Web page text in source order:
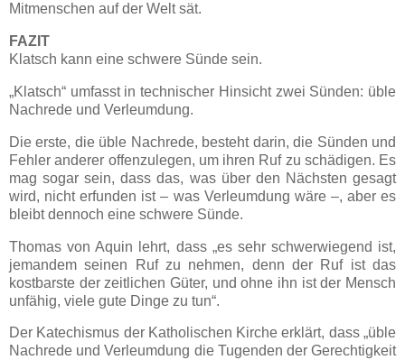
Mitmenschen auf der Welt sät.
FAZIT
Klatsch kann eine schwere Sünde sein.
„Klatsch“ umfasst in technischer Hinsicht zwei Sünden: üble
Nachrede und Verleumdung.
Die erste, die üble Nachrede, besteht darin, die Sünden und
Fehler anderer offenzulegen, um ihren Ruf zu schädigen. Es
mag sogar sein, dass das, was über den Nächsten gesagt
wird, nicht erfunden ist – was Verleumdung wäre –, aber es
bleibt dennoch eine schwere Sünde.
Thomas von Aquin lehrt, dass „es sehr schwerwiegend ist,
jemandem seinen Ruf zu nehmen, denn der Ruf ist das
kostbarste der zeitlichen Güter, und ohne ihn ist der Mensch
unfähig, viele gute Dinge zu tun“.
Der Katechismus der Katholischen Kirche erklärt, dass „üble
Nachrede und Verleumdung die Tugenden der Gerechtigkeit